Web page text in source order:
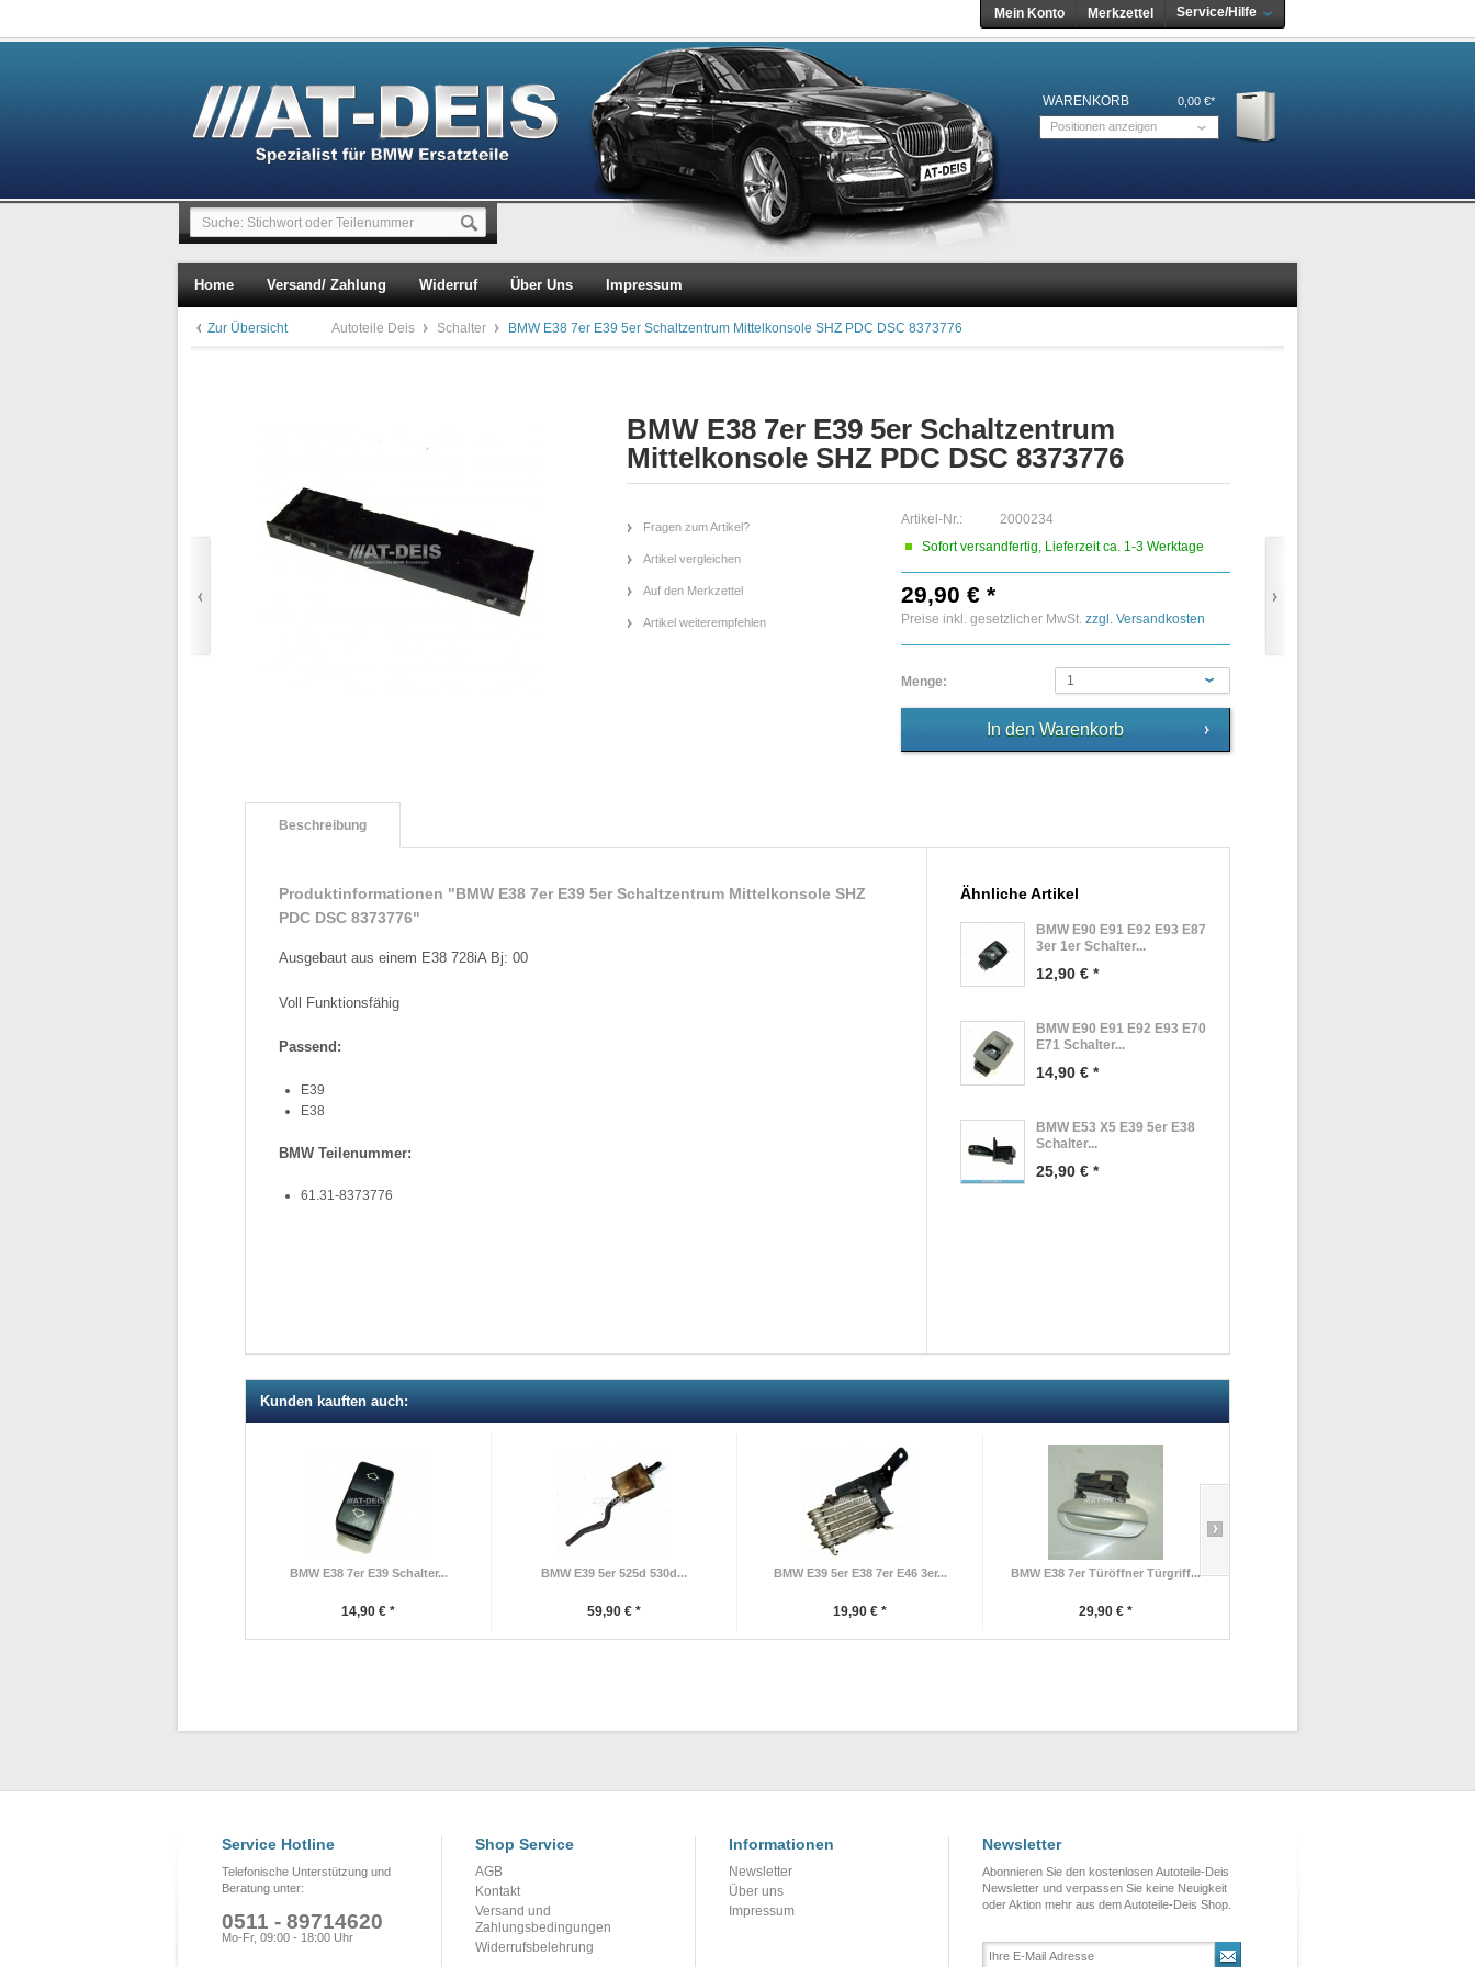
Mein Konto Merkzettel Service/Hilfe
WARENKORB
0,00 €*
Positionen anzeigen
Home Versand/ Zahlung Widerruf Über Uns Impressum
Zur Übersicht Autoteile Deis Schalter BMW E38 7er E39 5er Schaltzentrum Mittelkonsole SHZ PDC DSC 8373776
BMW E38 7er E39 5er Schaltzentrum
Mittelkonsole SHZ PDC DSC 8373776
Fragen zum Artikel?
Artikel vergleichen
Auf den Merkzettel
Artikel weiterempfehlen
Artikel-Nr.:
2000234
Sofort versandfertig, Lieferzeit ca. 1-3 Werktage
29,90 € *
Preise inkl. gesetzlicher MwSt. zzgl. Versandkosten
Menge: 1
Beschreibung
Produktinformationen "BMW E38 7er E39 5er Schaltzentrum Mittelkonsole SHZ
PDC DSC 8373776"
Ausgebaut aus einem E38 728iA Bj: 00
Voll Funktionsfähig
Passend:
E39
E38
BMW Teilenummer:
61.31-8373776
Ähnliche Artikel
BMW E90 E91 E92 E93 E87
3er 1er Schalter...
12,90 € *
BMW E90 E91 E92 E93 E70
E71 Schalter...
14,90 € *
BMW E53 X5 E39 5er E38
Schalter...
25,90 € *
Kunden kauften auch:
BMW E38 7er E39 Schalter...
14,90 € *
BMW E39 5er 525d 530d...
59,90 € *
BMW E39 5er E38 7er E46 3er...
19,90 € *
BMW E38 7er Türöffner Türgriff...
29,90 € *
Service Hotline
Telefonische Unterstützung und
Beratung unter:
0511 - 89714620
Mo-Fr, 09:00 - 18:00 Uhr
Shop Service
AGB
Kontakt
Versand und
Zahlungsbedingungen
Widerrufsbelehrung
Informationen
Newsletter
Über uns
Impressum
Newsletter
Abonnieren Sie den kostenlosen Autoteile-Deis
Newsletter und verpassen Sie keine Neuigkeit
oder Aktion mehr aus dem Autoteile-Deis Shop.